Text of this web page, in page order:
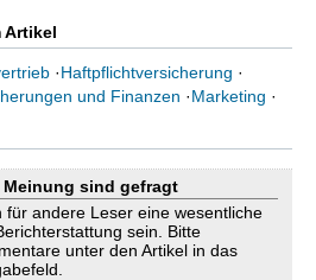
Artikel
·Haftpflichtversicherung ·
und Finanzen ·Marketing ·
sind gefragt
für andere Leser eine wesentliche
sein. Bitte
unter den Artikel in das